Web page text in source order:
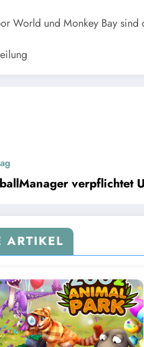
World und Monkey Bay sind
verpflichtet
ARTIKEL